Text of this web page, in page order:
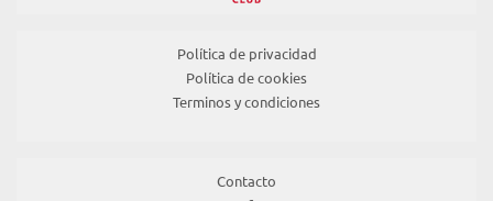
Política de privacidad
Política de cookies
Terminos y condiciones
Contacto